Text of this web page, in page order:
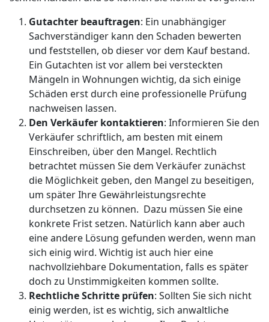
Gutachter beauftragen: Ein unabhängiger
Sachverständiger kann den Schaden bewerten
und feststellen, ob dieser vor dem Kauf bestand.
Ein Gutachten ist vor allem bei versteckten
Mängeln in Wohnungen wichtig, da sich einige
Schäden erst durch eine professionelle Prüfung
nachweisen lassen.
Den Verkäufer kontaktieren: Informieren Sie den
Verkäufer schriftlich, am besten mit einem
Einschreiben, über den Mangel. Rechtlich
betrachtet müssen Sie dem Verkäufer zunächst
die Möglichkeit geben, den Mangel zu beseitigen,
um später Ihre Gewährleistungsrechte
durchsetzen zu können. Dazu müssen Sie eine
konkrete Frist setzen. Natürlich kann aber auch
eine andere Lösung gefunden werden, wenn man
sich einig wird. Wichtig ist auch hier eine
nachvollziehbare Dokumentation, falls es später
doch zu Unstimmigkeiten kommen sollte.
Rechtliche Schritte prüfen: Sollten Sie sich nicht
einig werden, ist es wichtig, sich anwaltliche